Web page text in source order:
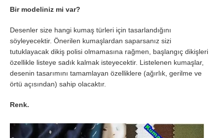
Bir modeliniz mi var?
Desenler size hangi kumaş türleri için tasarlandığını
söyleyecektir. Önerilen kumaşlardan saparsanız sizi
tutuklayacak dikiş polisi olmamasına rağmen, başlangıç ​​dikişleri
özellikle listeye sadık kalmak isteyecektir. Listelenen kumaşlar,
desenin tasarımını tamamlayan özelliklere (ağırlık, gerilme ve
örtü açısından) sahip olacaktır.
Renk.